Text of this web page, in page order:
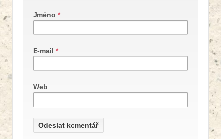
Jméno *
E-mail *
Web